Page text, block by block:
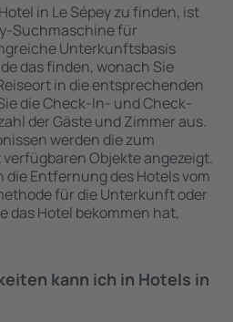
in Le Sépey zu finden, ist
Suchmaschine für
Unterkunftsbasis
das finden, wonach Sie
in die entsprechenden
die Check-In- und Check-
der Gäste und Zimmer aus.
werden die zum
Objekte angezeigt.
Entfernung des Hotels vom
für die Unterkunft oder
das Hotel bekommen hat,
kann ich in Hotels in